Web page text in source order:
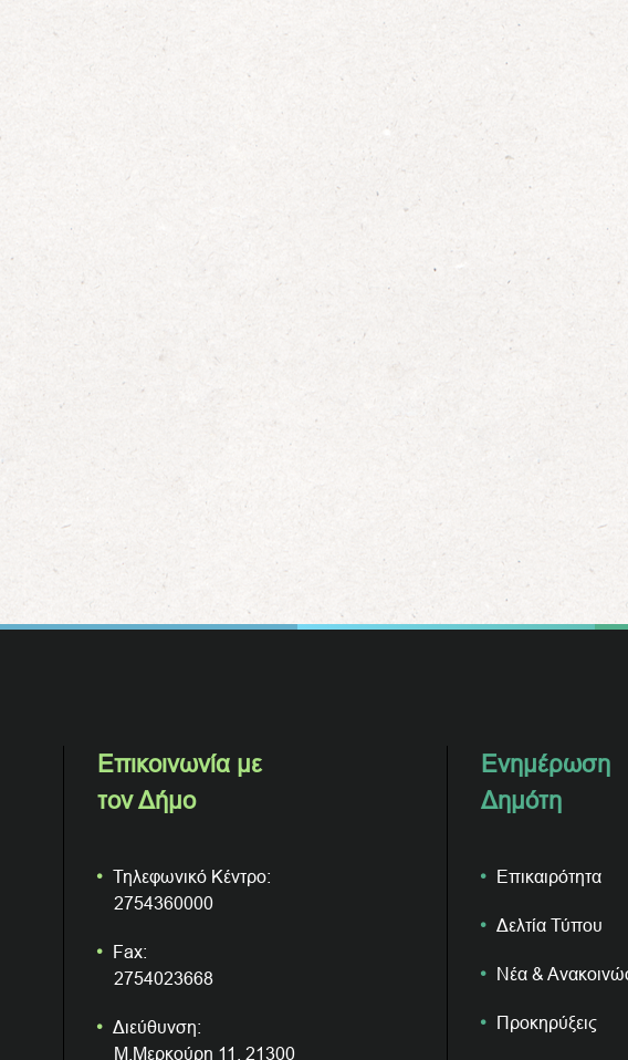
Επικοινωνία με
τον Δήμο
Τηλεφωνικό Κέντρο:
2754360000
Fax:
2754023668
Διεύθυνση:
Μ.Μερκούρη 11, 21300
Ενημέρωση
Δημότη
Επικαιρότητα
Δελτία Τύπου
Νέα &
Προκηρύξεις